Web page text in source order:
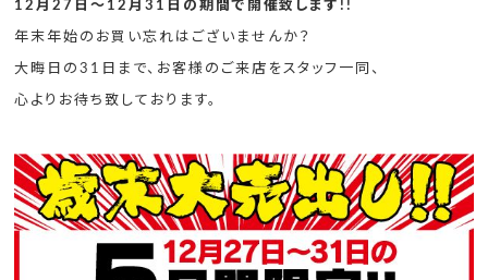
12月27日～12月31日の期間で開催致します!!
年末年始のお買い忘れはございませんか？
大晦日の31日まで、お客様のご来店をスタッフ一同、
心よりお待ち致しております。